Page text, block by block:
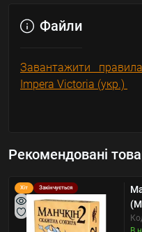
Файли
Завантажити
Impera Victoria (укр.)
Рекомендовані
Хіт Закінчується